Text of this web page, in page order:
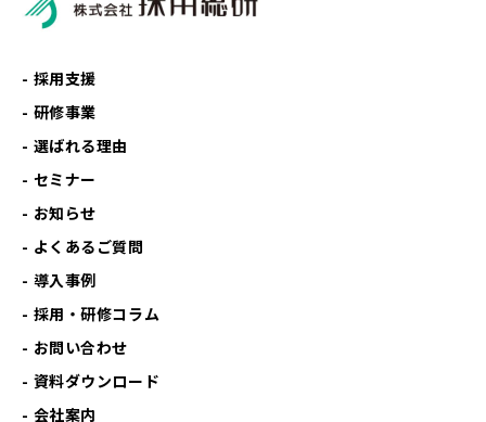
採用支援
研修事業
選ばれる理由
セミナー
お知らせ
よくあるご質問
導入事例
採用・研修コラム
お問い合わせ
資料ダウンロード
会社案内